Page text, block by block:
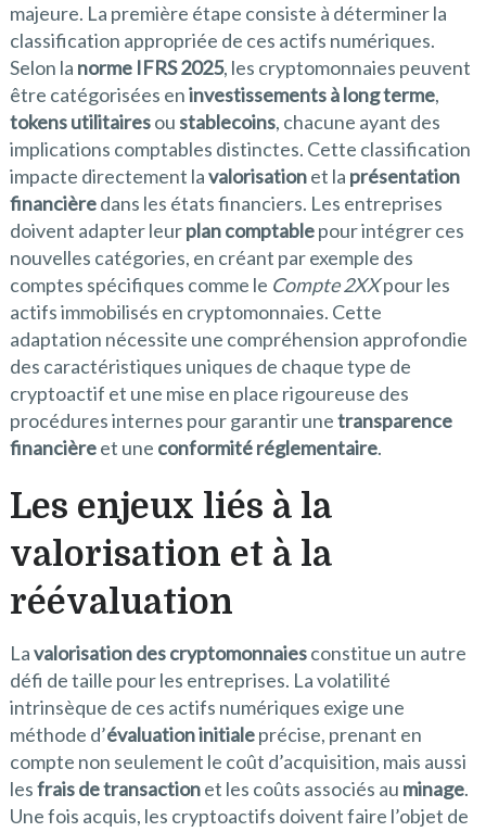
majeure. La première étape consiste à déterminer la
classification appropriée de ces actifs numériques.
Selon la norme IFRS 2025, les cryptomonnaies peuvent
être catégorisées eninvestissements à long terme,
tokens utilitairesoustablecoins, chacune ayant des
implications comptables distinctes. Cette classification
impacte directement lavalorisationet la présentation
financièredans les états financiers. Les entreprises
doivent adapter leurplan comptablepour intégrer ces
nouvelles catégories, en créant par exemple des
comptes spécifiques comme le Compte 2XXpour les
actifs immobilisés en cryptomonnaies. Cette
adaptation nécessite une compréhension approfondie
des caractéristiques uniques de chaque type de
cryptoactif et une mise en place rigoureuse des
procédures internes pour garantir unetransparence
financièreet une conformité réglementaire.
Les enjeux liés à la
valorisation et à la
réévaluation
Lavalorisation des cryptomonnaiesconstitue un autre
défi de taille pour les entreprises. La volatilité
intrinsèque de ces actifs numériques exige une
méthode d’évaluation initialeprécise, prenant en
compte non seulement le coût d’acquisition, mais aussi
lesfrais de transactionet les coûts associés au minage.
Une fois acquis, les cryptoactifs doivent faire l’objet de